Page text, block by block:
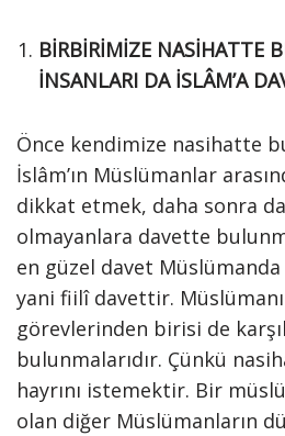
BİRBİRİMİZE NASİHATTE
İNSANLARI DA İSLÂM’A
Önce kendimize nasihatte
İslâm’ın Müslümanlar
dikkat etmek, daha sonra
olmayanlara davette
en güzel davet Müslümanda
yani fiilî davettir.
görevlerinden birisi de
bulunmalarıdır. Çünkü
hayrını istemektir. Bir
olan diğer Müslümanların